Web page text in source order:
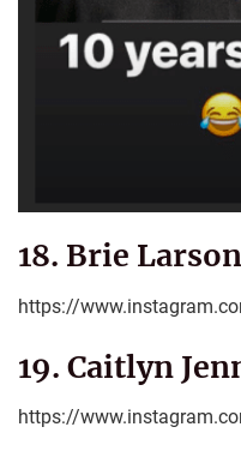
18. Brie Larson
https://
19. Caitlyn
https://